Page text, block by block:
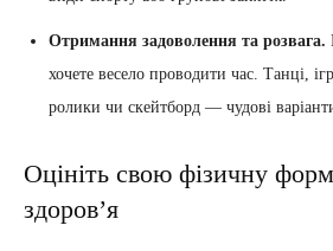
Отримання задоволення та розвага.
хочете весело проводити час. Танці,
ролики чи скейтборд — чудові
Оцініть свою фізичну
здоров’я